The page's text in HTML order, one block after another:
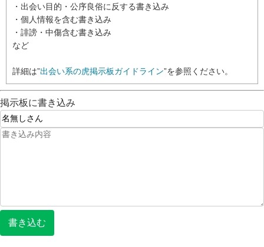
・出会い目的・公序良俗に反する書き込み
・個人情報を含む書き込み
・誹謗・中傷含む書き込み
など
詳細は”出会い系の虎掲示板ガイドライン”を参照ください。
掲示板に書き込み